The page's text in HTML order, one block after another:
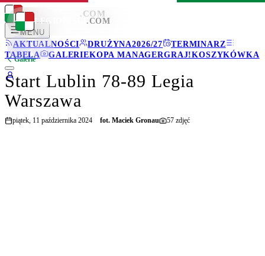
LEGIONISCI .COM
MENU
AKTUALNOŚCI
DRUŻYNA2026/27
TERMINARZ
TABELA
GALERIEKOPA MANAGERGRAJ!KOSZYKÓWKA
LEGIONISCI .COM
Galerie
Start Lublin 78-89 Legia
Warszawa
piątek, 11 października 2024 fot. Maciek Gronau 57 zdjęć